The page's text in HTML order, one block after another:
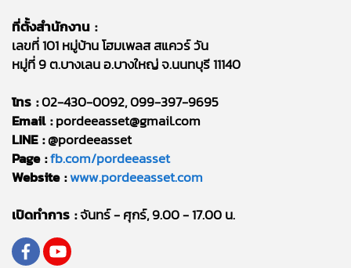
ที่ตั้งสำนักงาน :
เลขที่ 101 หมู่บ้าน โฮมเพลส สแควร์ วัน
หมู่ที่ 9 ต.บางเลน อ.บางใหญ่ จ.นนทบุรี 11140
โทร :02-430-0092, 099-397-9695
Email :pordeeasset@gmail.com
LINE :@pordeeasset
Page :fb.com/pordeeasset
Website :www.pordeeasset.com
เปิดทำการ :จันทร์ - ศุกร์, 9.00 - 17.00 น.